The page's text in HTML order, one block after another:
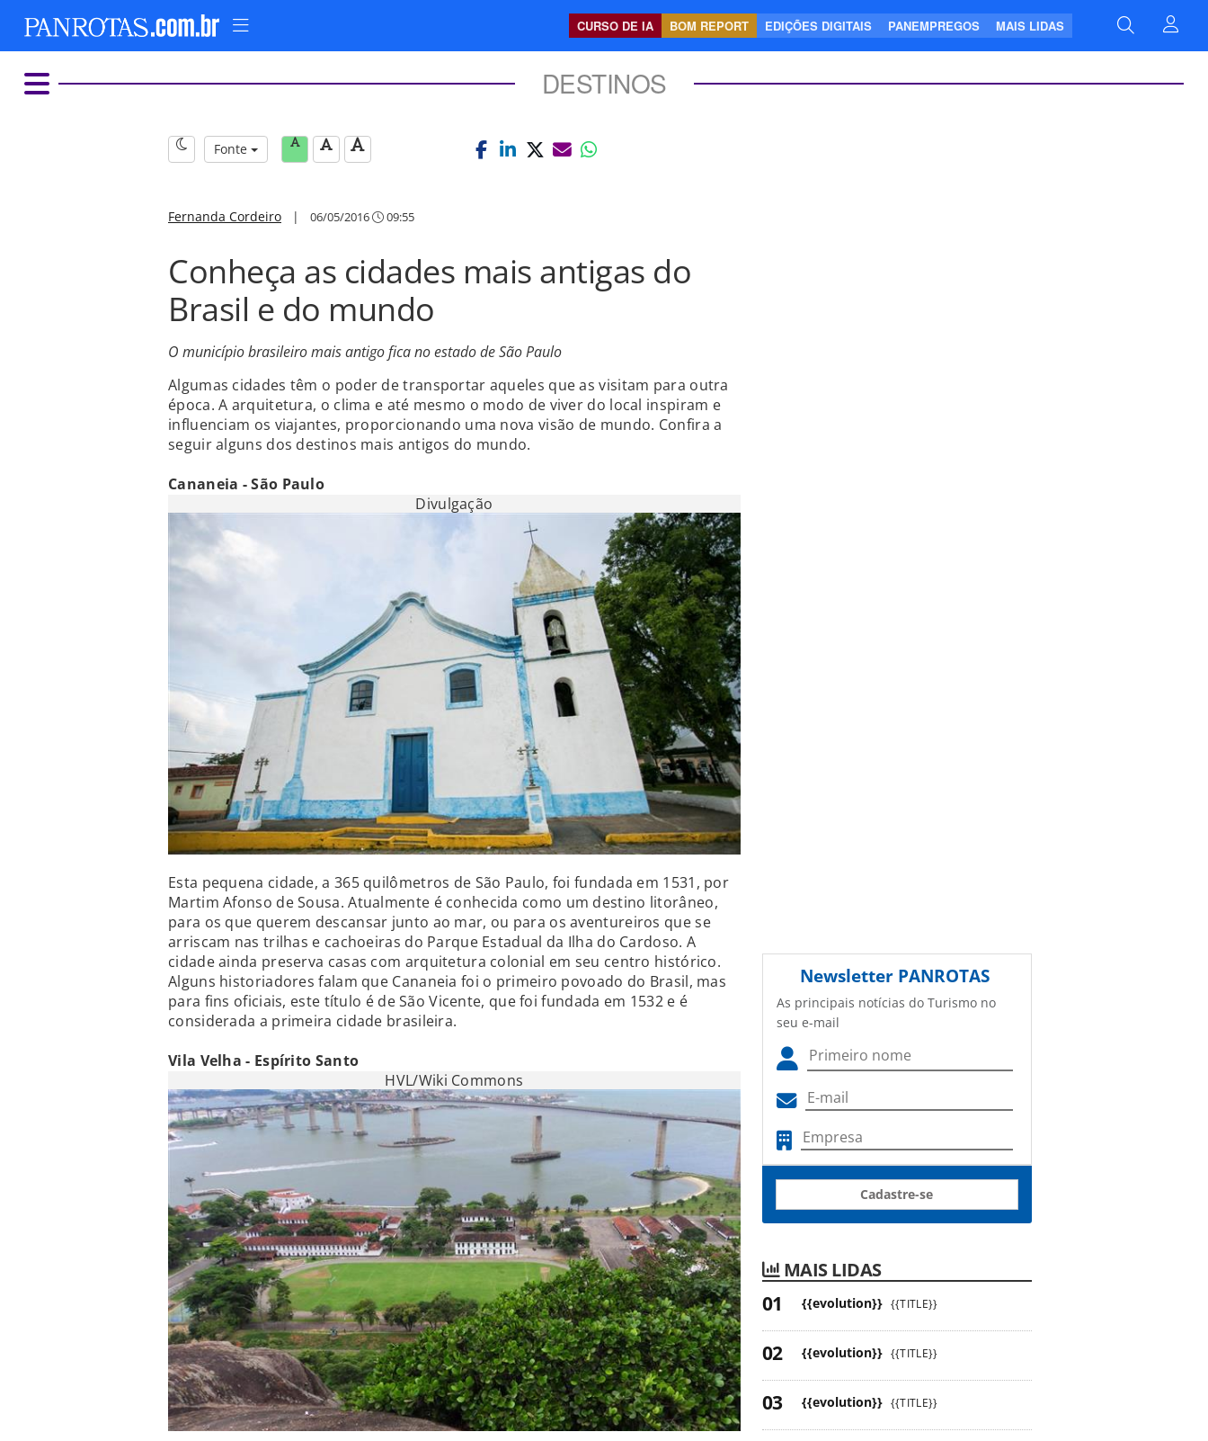
CURSO DE IA BOM REPORT EDIÇÕES DIGITAIS PANEMPREGOS MAIS LIDAS
DESTINOS
Fonte
Fernanda Cordeiro | 06/05/2016 09:55
Conheça as cidades mais antigas do
Brasil e do mundo
O município brasileiro mais antigo fica no estado de São Paulo
Algumas cidades têm o poder de transportar aqueles que as visitam para outra
época. A arquitetura, o clima e até mesmo o modo de viver do local inspiram e
influenciam os viajantes, proporcionando uma nova visão de mundo. Confira a
seguir alguns dos destinos mais antigos do mundo.
Cananeia - São Paulo
Divulgação
Esta pequena cidade, a 365 quilômetros de São Paulo, foi fundada em 1531, por
Martim Afonso de Sousa. Atualmente é conhecida como um destino litorâneo,
para os que querem descansar junto ao mar, ou para os aventureiros que se
arriscam nas trilhas e cachoeiras do Parque Estadual da Ilha do Cardoso. A
cidade ainda preserva casas com arquitetura colonial em seu centro histórico.
Alguns historiadores falam que Cananeia foi o primeiro povoado do Brasil, mas
para fins oficiais, este título é de São Vicente, que foi fundada em 1532 e é
considerada a primeira cidade brasileira.
Vila Velha - Espírito Santo
HVL/Wiki Commons
Newsletter PANROTAS
As principais notícias do Turismo no
seu e-mail
Cadastre-se
MAIS LIDAS
{{evolution}} {{TITLE}}
{{evolution}} {{TITLE}}
{{evolution}} {{TITLE}}